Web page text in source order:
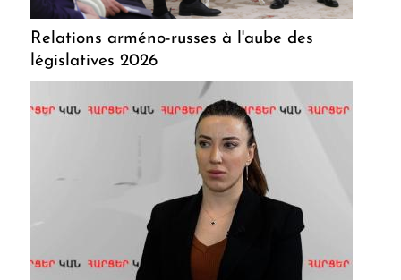
Relations arméno-russes à l'aube des
législatives 2026